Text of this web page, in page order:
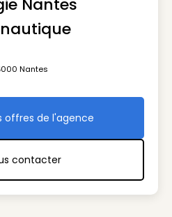
Nantes
Nantes
Toutes les offres de l'agence
offres de l'agence
Nous contacter
contacter